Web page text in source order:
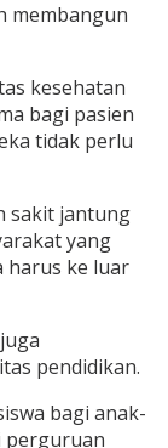
membangun
kesehatan
bagi pasien
tidak perlu
sakit jantung
yang
harus ke luar
pendidikan.
bagi anak-
perguruan